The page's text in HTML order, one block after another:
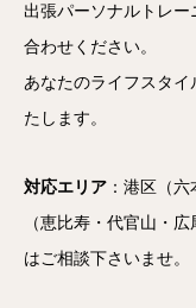
出張パーソナルトレ
合わせください。
あなたのライフスタ
たします。
対応エリア ：港区（
（恵比寿・代官山・
はご相談下さいませ。